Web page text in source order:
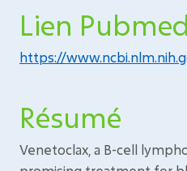
Lien Pubmed
https://
Résumé
Venetoclax, a B-cell